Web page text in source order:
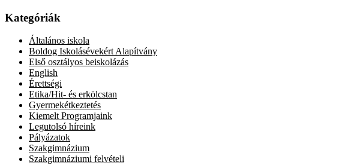
Kategóriák
Általános iskola
Boldog Iskolásévekért Alapítvány
Első osztályos beiskolázás
English
Érettségi
Etika/Hit- és erkölcstan
Gyermekétkeztetés
Kiemelt Programjaink
Legutolsó híreink
Pályázatok
Szakgimnázium
Szakgimnáziumi felvételi